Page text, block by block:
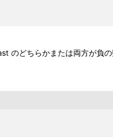
のどちらかまたは両方が負